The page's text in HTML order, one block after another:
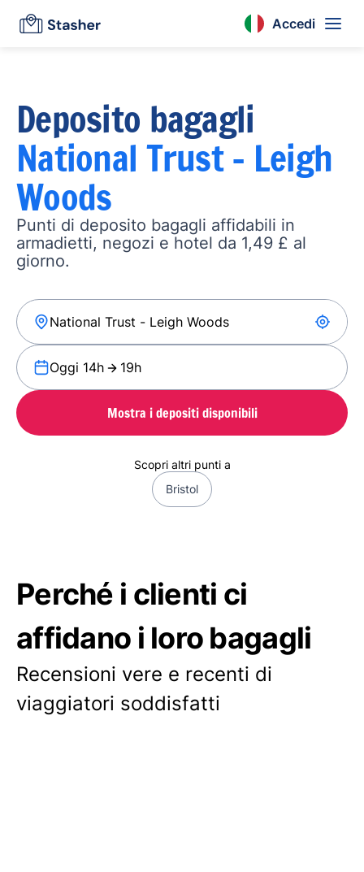
Accedi
Deposito bagagli
National Trust - Leigh
Woods
Punti di deposito bagagli affidabili in
armadietti, negozi e hotel da 1,49 £ al
giorno.
Oggi 14h 19h
Mostra i depositi disponibili
Scopri altri punti a
Bristol
Perché i clienti ci
affidano i loro bagagli
Recensioni vere e recenti di
viaggiatori soddisfatti